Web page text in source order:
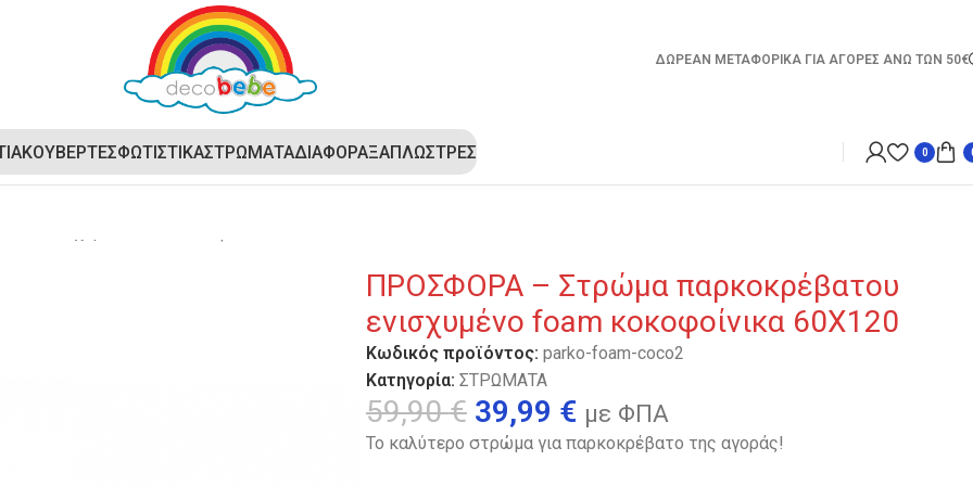
ΔΩΡΕΑΝ ΜΕΤΑΦΟΡΙΚΑ ΓΙΑ ΑΓΟΡΕΣ ΑΝΩ ΤΩΝ 50€
ΚΟΥΒΕΡΤΕΣΦΩΤΙΣΤΙΚΑΣΤΡΩΜΑΤΑΔΙΑΦΟΡΑΞΑΠΛΩΣΤΡΕΣ 0
ΠΡΟΣΦΟΡΑ – Στρώμα παρκοκρέβατου
ενισχυμένο foam κοκοφοίνικα 60Χ120
Κωδικός προϊόντος: parko-foam-coco2
Κατηγορία: ΣΤΡΩΜΑΤΑ
59,90€ 39,99 € με ΦΠΑ
Το καλύτερο στρώμα για παρκοκρέβατο της αγοράς!